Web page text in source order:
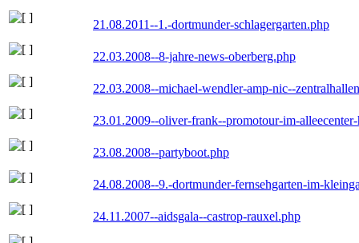
21.08.2011--1.-dortmunder-schlagergarten.php
22.03.2008--8-jahre-news-oberberg.php
22.03.2008--michael-wendler-amp-nic--
23.01.2009--oliver-frank--promotour-im-
23.08.2008--partyboot.php
24.08.2008--9.-dortmunder-fernsehgarten-im-
24.11.2007--aidsgala--castrop-rauxel.php